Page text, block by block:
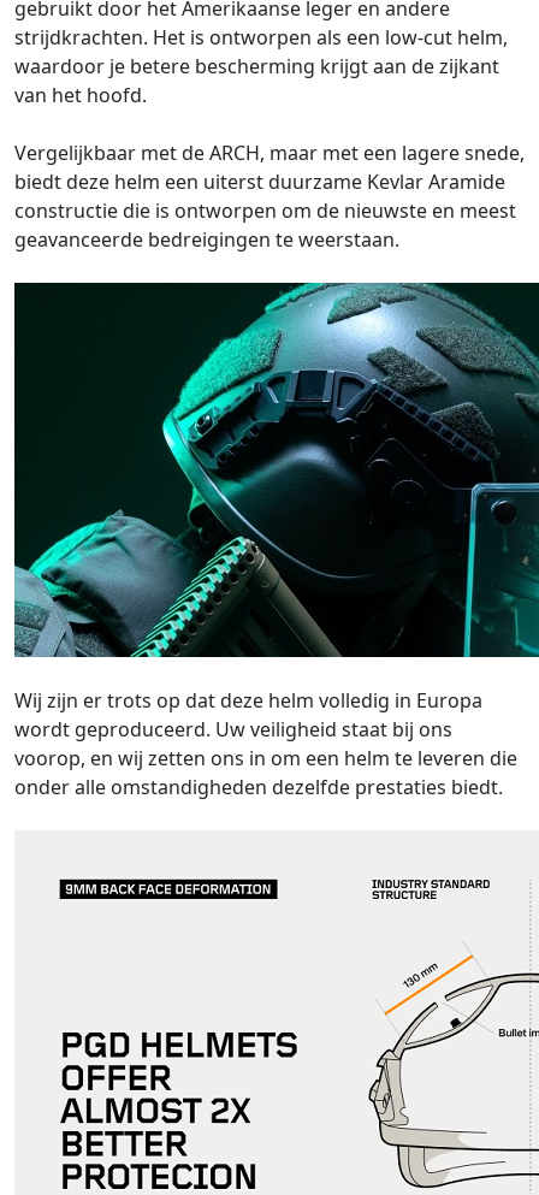
gebruikt door het Amerikaanse leger en andere
strijdkrachten. Het is ontworpen als een low-cut helm,
waardoor je betere bescherming krijgt aan de zijkant
van het hoofd.
Vergelijkbaar met de ARCH, maar met een lagere snede,
biedt deze helm een uiterst duurzame Kevlar Aramide
constructie die is ontworpen om de nieuwste en meest
geavanceerde bedreigingen te weerstaan.
Wij zijn er trots op dat deze helm volledig in Europa
wordt geproduceerd. Uw veiligheid staat bij ons
voorop, en wij zetten ons in om een helm te leveren die
onder alle omstandigheden dezelfde prestaties biedt.